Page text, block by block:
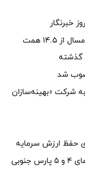
خبرنگار
حق بیمه تولیدی بیمه ملت در چهار ماه نخست امسال از 14.5 همت
شد
به شرکت «بهینه‌سازان
حفظ ارزش سرمایه